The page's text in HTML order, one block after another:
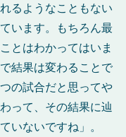
るようなこともない
います。もちろん最
とはわかってはいま
結果は変わることで
の試合だと思ってや
って、その結果に辿
いないですね」。